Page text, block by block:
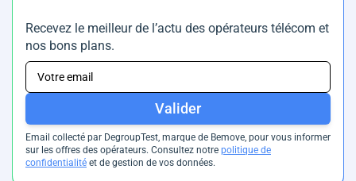
Recevez le meilleur de l’actu des opérateurs télécom et
nos bons plans.
Valider
Email collecté par DegroupTest, marque de Bemove, pour vous informer
sur les offres des opérateurs. Consultez notre politique de
confidentialité et de gestion de vos données.